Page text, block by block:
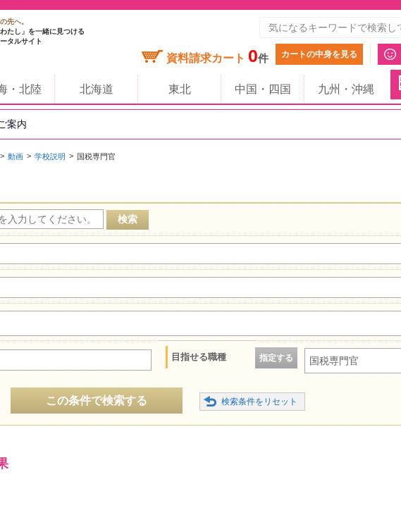
先へ。
たし」を一緒に見つける
タルサイト
資料請求カート 0件 カートの中身を見る
・北陸 北海道 東北 中国・四国 九州・沖縄
案内
動画 学校説明 国税専門官
目指せる職種 指定する 国税専門官
この条件で検索する